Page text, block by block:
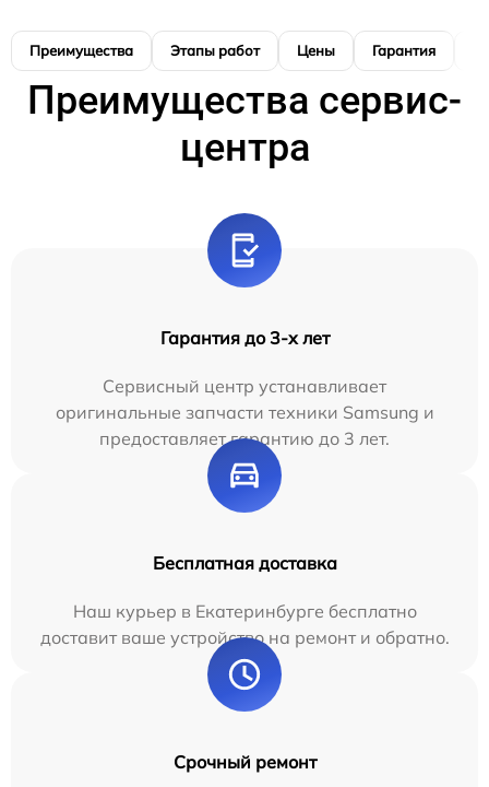
Преимущества Этапы работ Цены Гарантия
Преимущества сервис-
центра
Гарантия до 3-х лет
Сервисный центр устанавливает
оригинальные запчасти техники Samsung и
предоставляет гарантию до 3 лет.
Бесплатная доставка
Наш курьер в Екатеринбурге бесплатно
доставит ваше устройство на ремонт и обратно.
Срочный ремонт